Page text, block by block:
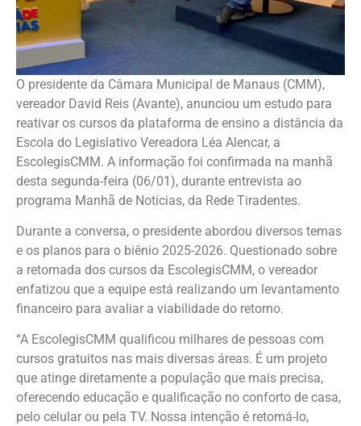
O presidente da Câmara Municipal de Manaus (CMM),
vereador David Reis (Avante), anunciou um estudo para
reativar os cursos da plataforma de ensino a distância da
Escola do Legislativo Vereadora Léa Alencar, a
EscolegisCMM. A informação foi confirmada na manhã
desta segunda-feira (06/01), durante entrevista ao
programa Manhã de Notícias, da Rede Tiradentes.
Durante a conversa, o presidente abordou diversos temas
e os planos para o biênio 2025-2026. Questionado sobre
a retomada dos cursos da EscolegisCMM, o vereador
enfatizou que a equipe está realizando um levantamento
financeiro para avaliar a viabilidade do retorno.
“A EscolegisCMM qualificou milhares de pessoas com
cursos gratuitos nas mais diversas áreas. É um projeto
que atinge diretamente a população que mais precisa,
oferecendo educação e qualificação no conforto de casa,
pelo celular ou pela TV. Nossa intenção é retomá-lo,